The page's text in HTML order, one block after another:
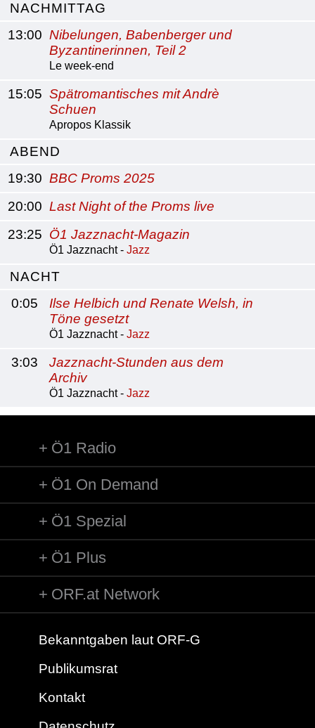
NACHMITTAG
13:00 Nibelungen, Babenberger und
Byzantinerinnen, Teil 2
Le week-end
15:05 Spätromantisches mit Andrè
Schuen
Apropos Klassik
ABEND
19:30 BBC Proms 2025
20:00 Last Night of the Proms live
23:25 Ö1 Jazznacht-Magazin
Ö1 Jazznacht - Jazz
NACHT
0:05
Ilse Helbich und Renate Welsh, in
Töne gesetzt
Ö1 Jazznacht - Jazz
3:03
Jazznacht-Stunden aus dem
Archiv
Ö1 Jazznacht - Jazz
Ö1 Radio
Ö1 On Demand
Ö1 Spezial
Ö1 Plus
ORF.at Network
Bekanntgaben laut ORF-G
Publikumsrat
Kontakt